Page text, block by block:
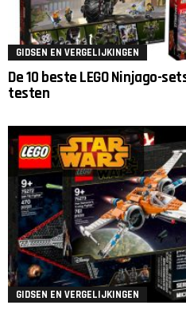
GIDSEN EN VERGELIJKINGEN
De 10 beste LEGO Ninjago-
testen
GIDSEN EN VERGELIJKINGEN